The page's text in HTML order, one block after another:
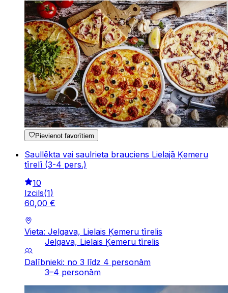
Pievienot favorītiem
Saullēkta vai saulrieta brauciens Lielajā Ķemeru
tīrelī (3-4 pers.)
10
Izcils(1)
60,00 €
Vieta: Jelgava, Lielais Ķemeru tīrelis
Jelgava, Lielais Ķemeru tīrelis
Dalībnieki: no 3 līdz 4 personām
3–4 personām